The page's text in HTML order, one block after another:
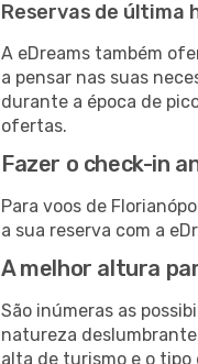
Reservas de última
A eDreams também
a pensar nas suas
durante a época de
ofertas.
Fazer o check-in
Para voos de
a sua reserva com a
A melhor altura
São inúmeras as
natureza
alta de turismo e o tipo